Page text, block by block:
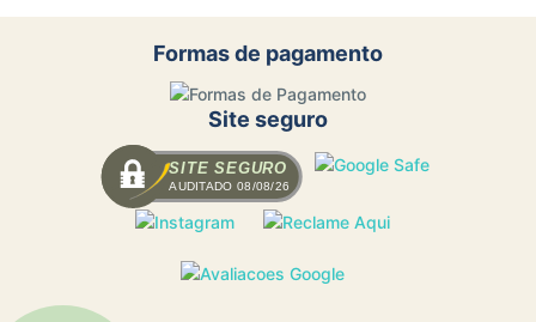
Formas de pagamento
Site seguro
SITE SEGURO
AUDITADO 08/08/26